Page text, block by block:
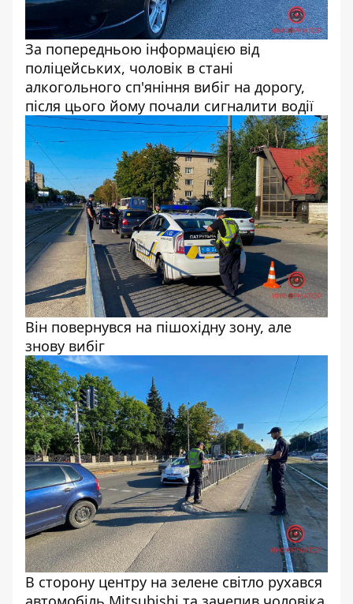
За попередньою інформацією від
поліцейських, чоловік в стані
алкогольного сп'яніння вибіг на дорогу,
після цього йому почали сигналити водії
Він повернувся на пішохідну зону, але
знову вибіг
В сторону центру на зелене світло рухався